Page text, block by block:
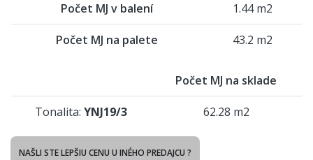
Počet MJ v balení 1.44 m2
Počet MJ na palete 43.2 m2
Počet MJ na sklade
Tonalita: YNJ19/3 62.28 m2
NAŠLI STE LEPŠIU CENU U INÉHO PREDAJCU ?